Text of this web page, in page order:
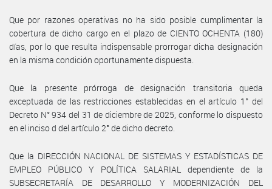
Que por razones operativas no ha sido posible cumplimentar la
cobertura de dicho cargo en el plazo de CIENTO OCHENTA (180)
días, por lo que resulta indispensable prorrogar dicha designación
en la misma condición oportunamente dispuesta.
Que la presente prórroga de designación transitoria queda
exceptuada de las restricciones establecidas en el artículo 1° del
Decreto N° 934 del 31 de diciembre de 2025, conforme lo dispuesto
en el inciso d del artículo 2° de dicho decreto.
Que la DIRECCIÓN NACIONAL DE SISTEMAS Y ESTADÍSTICAS DE
EMPLEO PÚBLICO Y POLÍTICA SALARIAL dependiente de la
SUBSECRETARÍA DE DESARROLLO Y MODERNIZACIÓN DEL